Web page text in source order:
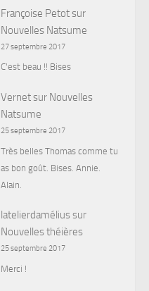
Françoise Petotsur
Nouvelles Natsume
27 septembre 2017
C'est beau !! Bises
Vernetsur Nouvelles
Natsume
25 septembre 2017
Très belles Thomas comme tu
as bon goût. Bises. Annie.
Alain.
latelierdaméliussur
Nouvelles théières
25 septembre 2017
Merci !